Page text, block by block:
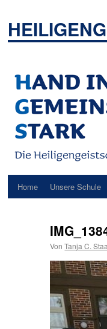
springen
Home Unsere Schule
Von Tanja C.